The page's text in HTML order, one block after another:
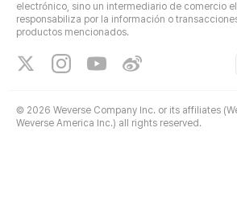
electrónico, sino un intermediario de comercio
responsabiliza por la información o
productos mencionados.
© 2026 Weverse Company Inc. or its affiliates
Weverse America Inc.) all rights reserved.